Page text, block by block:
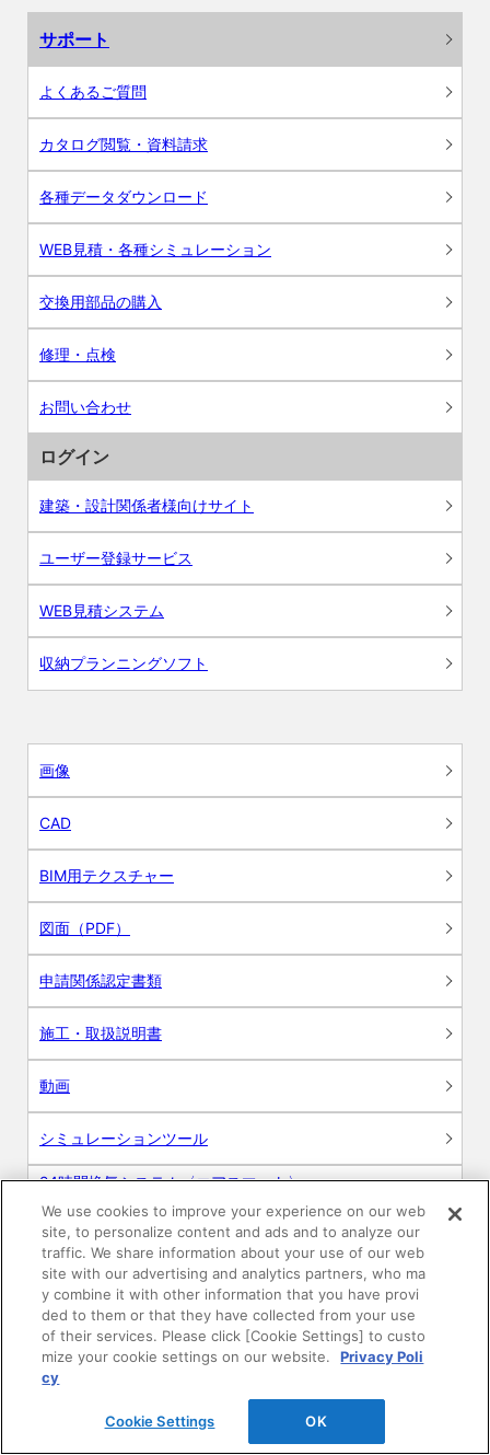
サポート
よくあるご質問
カタログ閲覧・資料請求
各種データダウンロード
WEB見積・各種シミュレーション
交換用部品の購入
修理・点検
お問い合わせ
ログイン
建築・設計関係者様向けサイト
ユーザー登録サービス
WEB見積システム
収納プランニングソフト
画像
CAD
BIM用テクスチャー
図面（PDF）
申請関係認定書類
施工・取扱説明書
動画
シミュレーションツール
24時間換気システム〈エアスマート〉
R&Dセンター環境測定・分析サービス
商品マスター申し込み
We use cookies to improve your experience on our web
site, to personalize content and ads and to analyze our
traffic. We share information about your use of our web
site with our advertising and analytics partners, who ma
y combine it with other information that you have provi
ded to them or that they have collected from your use
of their services. Please click [Cookie Settings] to custo
mize your cookie settings on our website.
Privacy Poli
cy
Cookie Settings OK